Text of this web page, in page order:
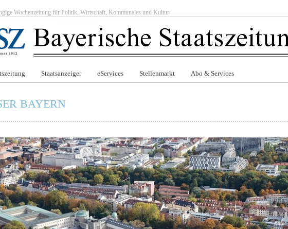
Wochenzeitung für Politik, Wirtschaft, Kommunales und Kultur
Staatsanzeiger eServices Stellenmarkt Abo & Services
BAYERN